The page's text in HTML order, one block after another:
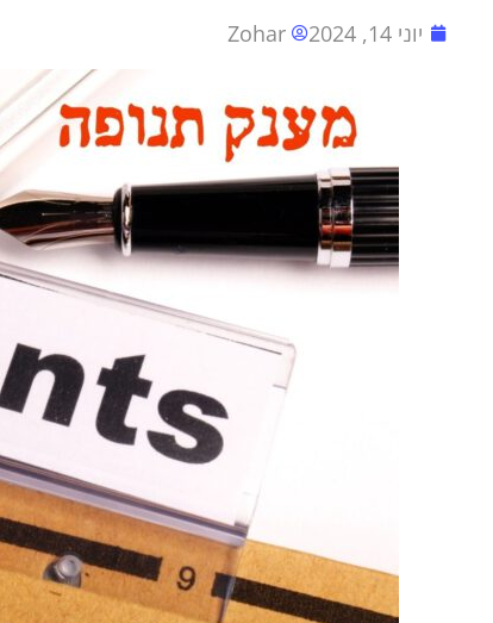
יוני 14, 2024 Zohar